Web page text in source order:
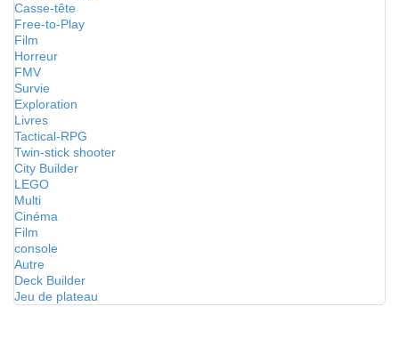
Casse-tête
Free-to-Play
Film
Horreur
FMV
Survie
Exploration
Livres
Tactical-RPG
Twin-stick shooter
City Builder
LEGO
Multi
Cinéma
Film
console
Autre
Deck Builder
Jeu de plateau